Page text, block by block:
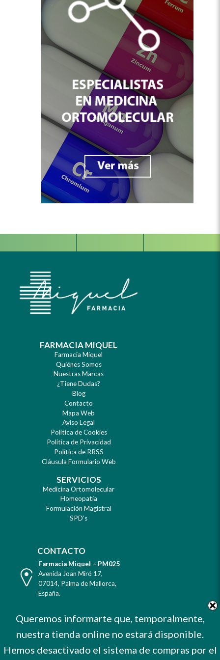
FARMACIA MIQUEL
Farmacia Miquel
Quiénes Somos
Nuestras Marcas
¿Tiene Dudas?
Blog
Contacto
Mapa Web
Aviso Legal
Política de Cookies
Política de Privacidad
Política de RRSS
Cláusula Formulario Web
SERVICIOS
Medicina Ortomolecular
Homeopatía
Formulación Magistral
SPD’s
CONTACTO
Farmacia Miquel – PM025
Dirección
Avenida Joan Miró 17,
07014, Palma de Mallorca,
España.
Celular
Mvl. 606 373 503
E-
farmacia@farmaciamiquel.com
Horario
De Lunes a Sábado
Queremos informarte que, temporalmente,
nuestra tienda online no estará disponible.
Hemos desactivado el sistema de compras por el